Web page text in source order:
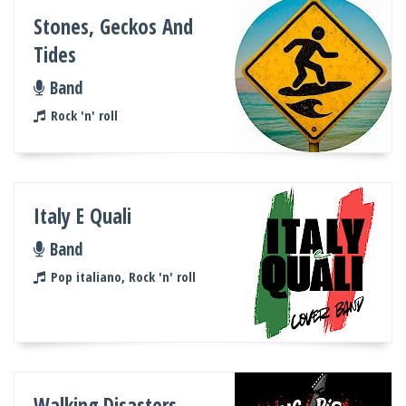
Stones, Geckos And
Tides
Band
Rock 'n' roll
Italy E Quali
Band
Pop italiano, Rock 'n' roll